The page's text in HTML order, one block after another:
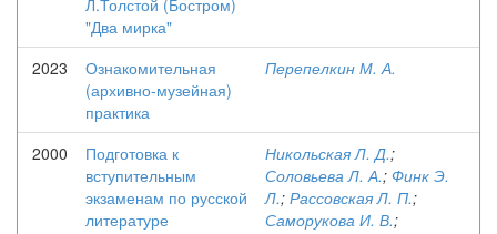
Л.Толстой (Бостром)
"Два мирка"
2023
Ознакомительная
(архивно-музейная)
практика
Перепелкин М. А.
2000
Подготовка к
вступительным
экзаменам по русской
литературе
Никольская Л. Д.;
Соловьева Л. А.; Финк Э.
Л.; Рассовская Л. П.;
Саморукова И. В.;